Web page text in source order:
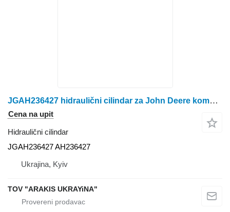
JGAH236427 hidraulični cilindar za John Deere kombajna za žito
Cena na upit
Hidraulični cilindar
JGAH236427 AH236427
Ukrajina, Kyiv
TOV "ARAKIS UKRAYiNA"